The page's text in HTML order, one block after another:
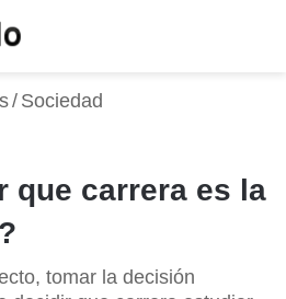
/ Sociedad
que carrera es la
tomar la decisión